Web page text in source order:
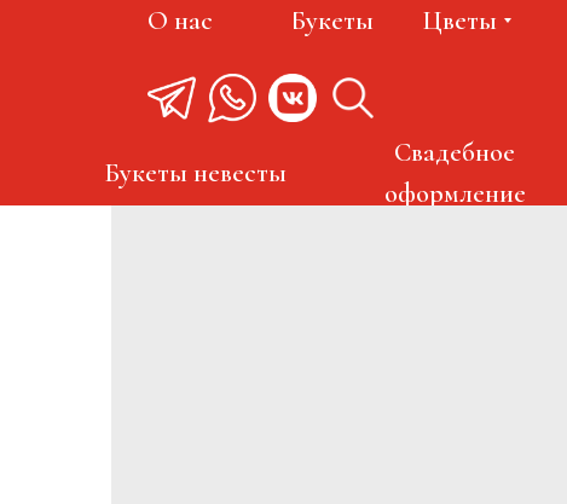
О нас Букеты Цветы
Букеты невесты
Свадебное
оформление